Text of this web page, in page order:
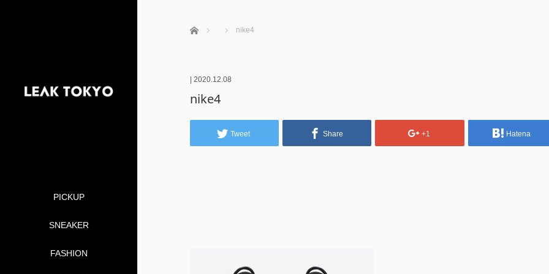
PICKUP
SNEAKER
FASHION
ホーム nike4
2020.12.08
nike4
Tweet Share +1 Hatena